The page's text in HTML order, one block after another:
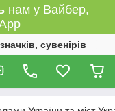
нам у Вайбер,
сувенірів